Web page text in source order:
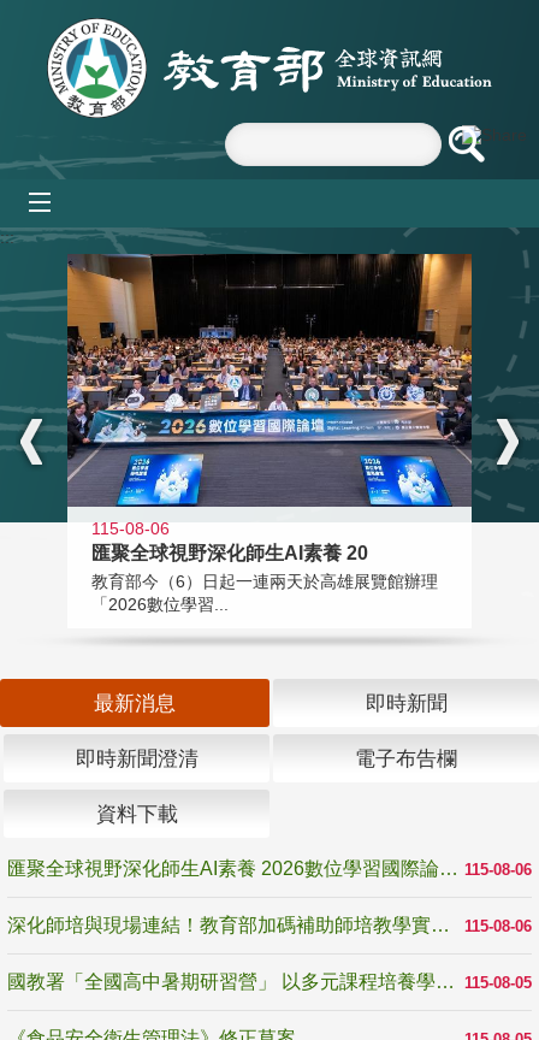
跳到主要內容區塊
:::
115-08-06
匯聚全球視野深化師生AI素養 20
教育部今（6）日起一連兩天於高雄展覽館辦理
「2026數位學習...
最新消息 即時新聞
即時新聞澄清 電子布告欄
資料下載
115-08-06
匯聚全球視野深化師生AI素養 2026數位學習國際論壇高雄登場
115-08-06
深化師培與現場連結！教育部加碼補助師培教學實踐研究 10月師培國際研討會交流教學實踐經驗
115-08-05
國教署「全國高中暑期研習營」 以多元課程培養學生瞭解誠信專業與倫理價值